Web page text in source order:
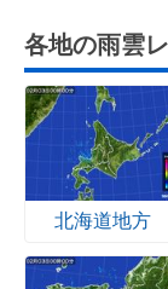
各地の雨雲
北海道地方